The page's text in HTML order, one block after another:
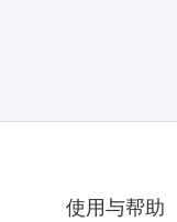
使用与帮助